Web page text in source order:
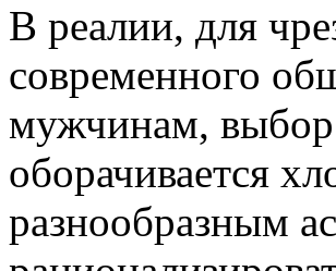
В рeaлии, для
современного
мужчинам,
оборачивается
разнообразным